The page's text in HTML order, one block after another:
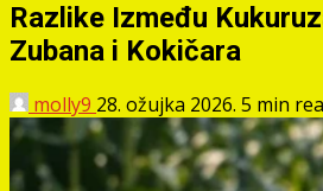
Razlike Između
Zubana i Kokičara
molly9 28. ožujka 2026. 5 min